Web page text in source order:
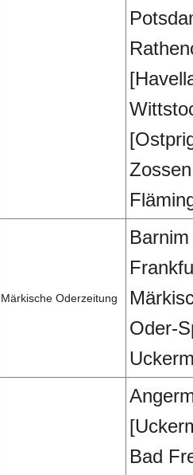
Märkische Oderzeitung
Barnim
Oder-
Bad